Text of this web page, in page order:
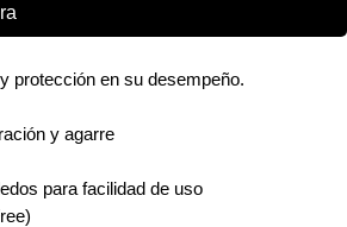
protección en su desempeño.
y agarre
para facilidad de uso